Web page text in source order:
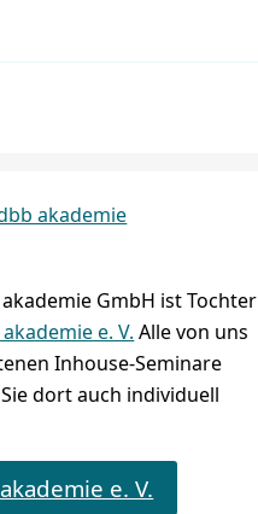
GmbH ist Tochter
e. V. Alle von uns
Inhouse-Seminare
dort auch individuell
e. V.